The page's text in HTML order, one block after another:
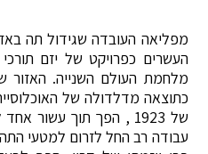
מפליאה העובדה שגידול תה
העשרים כפרויקט של יזם
מלחמת העולם השנייה.
כתוצאה מדלדולה של
של 1923 , הפך תוך עשור